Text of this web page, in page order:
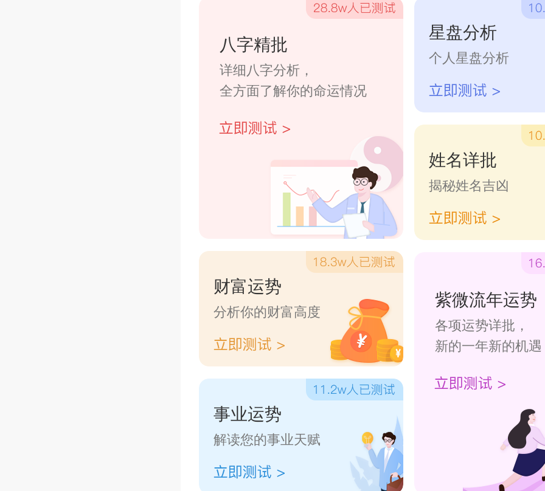
八字精批
详细八字分析，
全方面了解你的命运情况
财富运势
分析你的财富高度
事业运势
解读您的事业天赋
星盘分析
个人星盘分析
姓名详批
揭秘姓名吉凶
紫微流年运势
各项运势详批，
新的一年新的机遇